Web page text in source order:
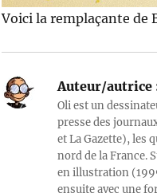
Voici la remplaçante de
Auteur/autrice
Oli est un
presse des
et La Gazette), les
nord de la France.
en illustration
ensuite avec une